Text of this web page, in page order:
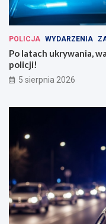
POLICJA WYDARZENIA
Po latach ukrywania,
policji!
5 sierpnia 2026